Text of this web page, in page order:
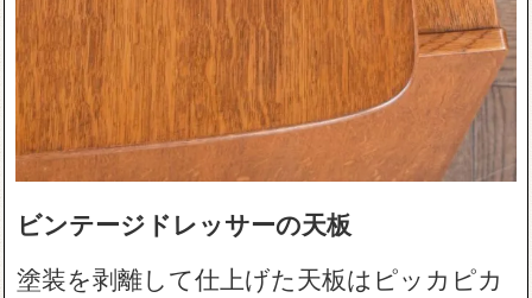
ビンテージドレッサーの天板
塗装を剥離して仕上げた天板はピッカピカ